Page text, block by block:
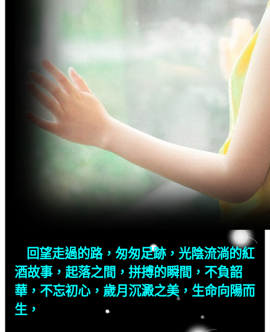
回望走過的路，匆匆足跡，光陰流淌的紅
酒故事，起落之間，拼搏的瞬間，不負韶
華，不忘初心，歲月沉澱之美，生命向陽而
生，